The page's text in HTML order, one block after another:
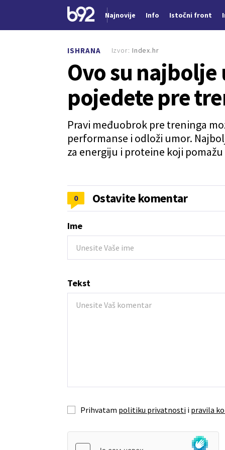
Najnovije Info Istočni front
ISHRANA
Ovo su najbolje
pojedete pre
Pravi međuobrok pre treninga
performanse i odloži umor.
za energiju i proteine koji
Izvor: Index.hr
0 Ostavite komentar
Ime
Tekst
Prihvatam politiku privatnosti i pravila